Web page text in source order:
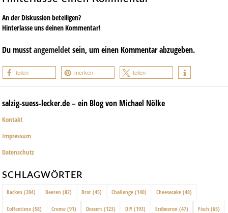
An der Diskussion beteiligen?
Hinterlasse uns deinen Kommentar!
Du musstangemeldetsein, um einen Kommentar abzugeben.
teilen merken teilen
salzig-suess-lecker.de – ein Blog von Michael Nölke
Kontakt
Impressum
Datenschutz
SCHLAGWÖRTER
Backen (204) Beeren (82) Brot (45) Challenge (140) Cheesecake (48)
Coffeetime (58) Creme (91) Dessert (123) DIY (193) Erdbeeren (47) Fisch (65)